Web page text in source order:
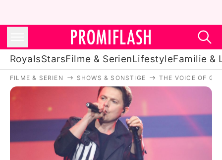
RoyalsStarsFilme & SerienLifestyleFamilie &
Royals
Stars
Filme & Serien
Lifestyle
FILME & SERIEN SHOWS & SONSTIGE THE VOICE OF